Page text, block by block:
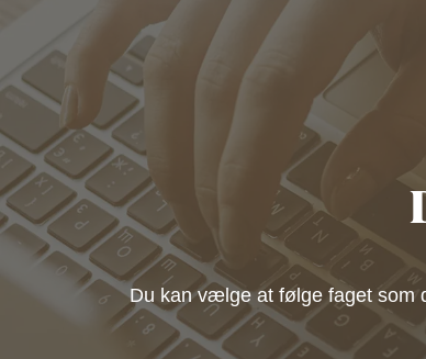
Du kan vælge at følge faget som